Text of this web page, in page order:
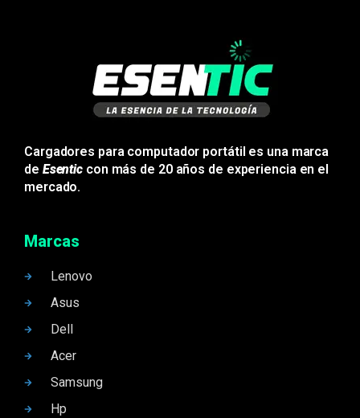
Cargadores para computador portátil es una marca
de Esentic con más de 20 años de experiencia en el
mercado.
Marcas
Lenovo
Asus
Dell
Acer
Samsung
Hp